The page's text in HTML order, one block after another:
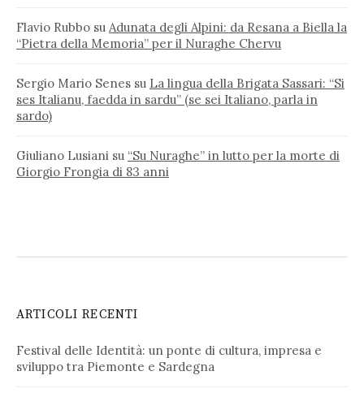
Flavio Rubbo su Adunata degli Alpini: da Resana a Biella la
“Pietra della Memoria” per il Nuraghe Chervu
Sergio Mario Senes su La lingua della Brigata Sassari: “Si
ses Italianu, faedda in sardu” (se sei Italiano, parla in
sardo)
Giuliano Lusiani su “Su Nuraghe” in lutto per la morte di
Giorgio Frongia di 83 anni
ARTICOLI RECENTI
Festival delle Identità: un ponte di cultura, impresa e
sviluppo tra Piemonte e Sardegna